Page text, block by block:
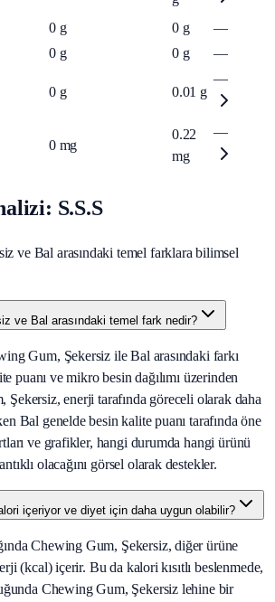
0 g 0 g
—
0 g 0 g —
0 g 0.01 g
—
0 mg
0.22
mg
—
S.S.S
ve Bal arasındaki temel farklara bilimsel
ve Bal arasındaki temel fark nedir?
Gum, Şekersiz ile Bal arasındaki farkı
puanı ve mikro besin dağılımı üzerinden
Şekersiz, enerji tarafında göreceli olarak daha
Bal genelde besin kalite puanı tarafında öne
ve grafikler, hangi durumda hangi ürünü
olacağını görsel olarak destekler.
içeriyor ve diyet için daha uygun olabilir?
Chewing Gum, Şekersiz, diğer ürüne
(kcal) içerir. Bu da kalori kısıtlı beslenmede,
Chewing Gum, Şekersiz lehine bir